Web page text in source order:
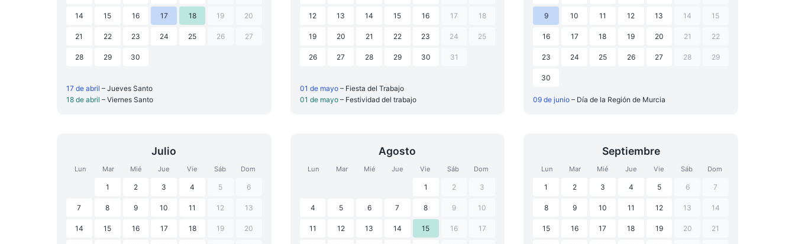
14 15 16 17 18 19 20
21 22 23 24 25 26 27
28 29 30
17 de abril – Jueves Santo
18 de abril – Viernes Santo
12 13 14 15 16 17 18
19 20 21 22 23 24 25
26 27 28 29 30 31
01 de mayo – Fiesta del Trabajo
01 de mayo – Festividad del trabajo
9 10 11 12 13 14 15
16 17 18 19 20 21 22
23 24 25 26 27 28 29
30
09 de junio– Día de la Región de Murcia
Julio
Lun Mar Mié Jue Vie Sáb Dom
1 2 3 4 5 6
7 8 9 10 11 12 13
14 15 16 17 18 19 20
Agosto
Lun Mar Mié Jue Vie Sáb Dom
1 2 3
4 5 6 7 8 9 10
11 12 13 14 15 16 17
Septiembre
Lun Mar Mié Jue Vie Sáb Dom
1 2 3 4 5 6 7
8 9 10 11 12 13 14
15 16 17 18 19 20 21